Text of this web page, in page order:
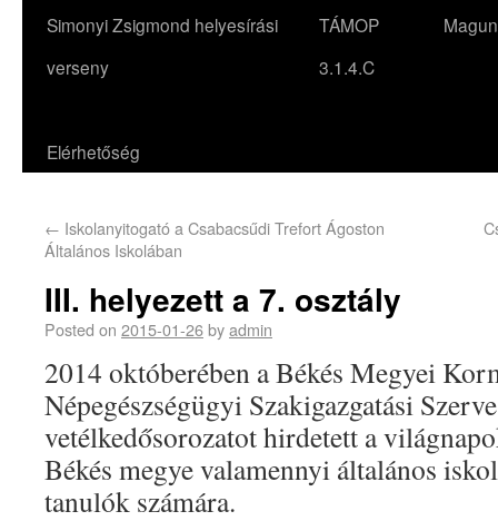
Simonyi Zsigmond helyesírási
verseny
TÁMOP
3.1.4.C
Elérhetőség
← Iskolanyitogató a Csabacsűdi Trefort Ágoston
Általános Iskolában
III. helyezett a 7. osztály
Posted on 2015-01-26byadmin
2014 októberében a Békés Megyei
Népegészségügyi Szakigazgatási
vetélkedősorozatot hirdetett a
Békés megye valamennyi általános
tanulók számára.